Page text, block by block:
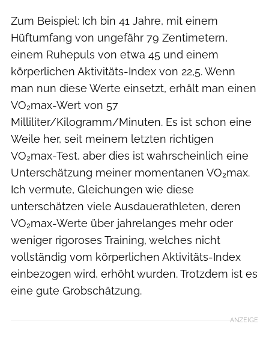
Zum Beispiel: Ich bin 41 Jahre, mit einem
Hüftumfang von ungefähr 79 Zentimetern,
einem Ruhepuls von etwa 45 und einem
körperlichen Aktivitäts-Index von 22,5. Wenn
man nun diese Werte einsetzt, erhält man einen
VO₂max-Wert von 57
Milliliter/Kilogramm/Minuten. Es ist schon eine
Weile her, seit meinem letzten richtigen
VO₂max-Test, aber dies ist wahrscheinlich eine
Unterschätzung meiner momentanen VO₂max.
Ich vermute, Gleichungen wie diese
unterschätzen viele Ausdauerathleten, deren
VO₂max-Werte über jahrelanges mehr oder
weniger rigoroses Training, welches nicht
vollständig vom körperlichen Aktivitäts-Index
einbezogen wird, erhöht wurden. Trotzdem ist es
eine gute Grobschätzung.
ANZEIGE